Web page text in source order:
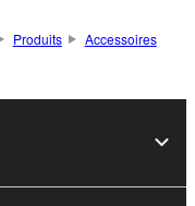
Produits
Accessoires